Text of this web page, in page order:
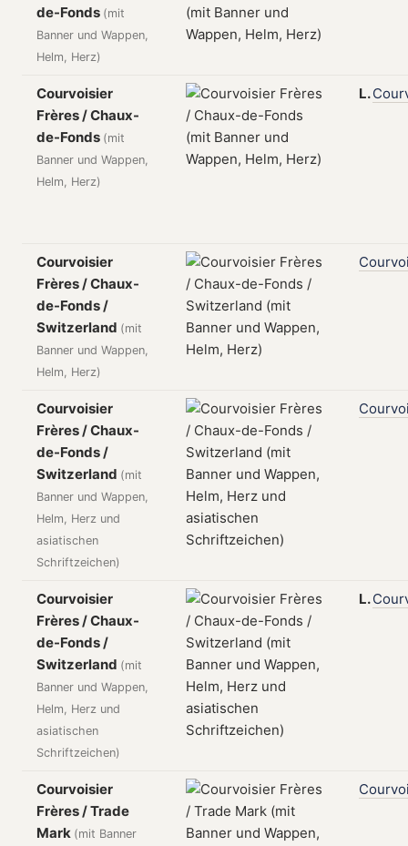
de-Fonds (mit
Banner und Wappen,
Helm, Herz)
Courvoisier
Frères / Chaux-
de-Fonds (mit
Banner und Wappen,
Helm, Herz)
L.
Courvoisier
Frères / Chaux-
de-Fonds /
Switzerland (mit
Banner und Wappen,
Helm, Herz)
Courvoisier
Frères / Chaux-
de-Fonds /
Switzerland (mit
Banner und Wappen,
Helm, Herz und
asiatischen
Schriftzeichen)
Courvoisier
Frères / Chaux-
de-Fonds /
Switzerland (mit
Banner und Wappen,
Helm, Herz und
asiatischen
Schriftzeichen)
L.
Courvoisier
Frères / Trade
Mark (mit Banner